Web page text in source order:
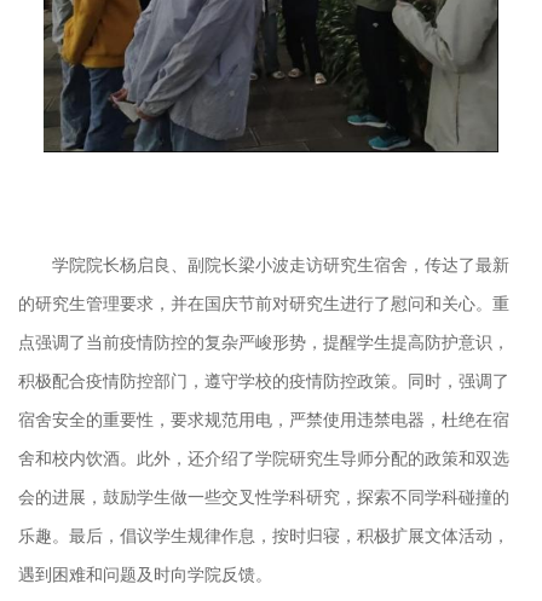
学院院长杨启良、副院长梁小波走访研究生宿舍，传达了最新
的研究生管理要求，并在国庆节前对研究生进行了慰问和关心。重
点强调了当前疫情防控的复杂严峻形势，提醒学生提高防护意识，
积极配合疫情防控部门，遵守学校的疫情防控政策。同时，强调了
宿舍安全的重要性，要求规范用电，严禁使用违禁电器，杜绝在宿
舍和校内饮酒。此外，还介绍了学院研究生导师分配的政策和双选
会的进展，鼓励学生做一些交叉性学科研究，探索不同学科碰撞的
乐趣。最后，倡议学生规律作息，按时归寝，积极扩展文体活动，
遇到困难和问题及时向学院反馈。